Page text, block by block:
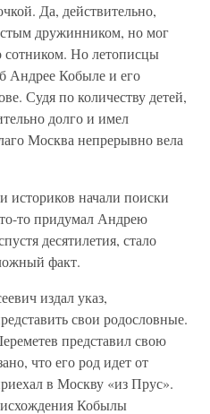
Да, действительно,
дружинником, но мог
Но летописцы
Андрее Кобыле и его
Судя по количеству детей,
долго и имел
Москва непрерывно вела
начали поиски
то придумал Андрею
десятилетия, стало
факт.
издал указ,
свои родословные.
представил свою
что его род идет от
в Москву «из Прус».
Кобылы